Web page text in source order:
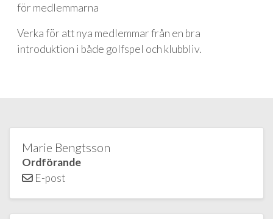
för medlemmarna
Verka för att nya medlemmar från en bra
introduktion i både golfspel och klubbliv.
Marie Bengtsson
Ordförande
E-post